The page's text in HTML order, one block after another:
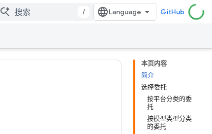
/
GitHub
本页内容
简介
选择委托
按平台分类的委
托
按模型类型分类
的委托